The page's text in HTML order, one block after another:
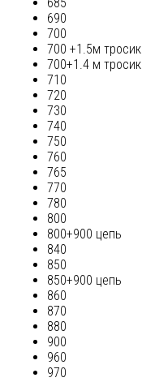
685
690
700
700 +1.5м тросик
700+1.4 м тросик
710
720
730
740
750
760
765
770
780
800
800+900 цепь
840
850
850+900 цепь
860
870
880
900
960
970